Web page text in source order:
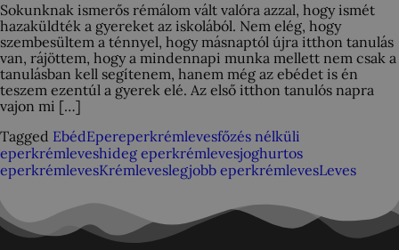
Sokunknak ismerős rémálom vált valóra azzal, hogy ismét
hazaküldték a gyereket az iskolából. Nem elég, hogy
szembesültem a ténnyel, hogy másnaptól újra itthon tanulás
van, rájöttem, hogy a mindennapi munka mellett nem csak a
tanulásban kell segítenem, hanem még az ebédet is én
teszem ezentúl a gyerek elé. Az első itthon tanulós napra
vajon mi […]
Tagged EbédEpereperkrémlevesfőzés nélküli
eperkrémleveshideg eperkrémlevesjoghurtos
eperkrémlevesKrémleveslegjobb eperkrémlevesLeves